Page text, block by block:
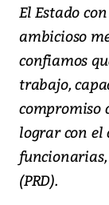
El Estado
ambicioso
confiamos
trabajo,
compromiso
lograr con el
(PRD).